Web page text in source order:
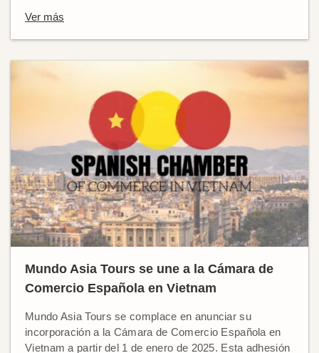
Ver más
Mundo Asia Tours se une a la Cámara de
Comercio Española en Vietnam
Mundo Asia Tours se complace en anunciar su
incorporación a la Cámara de Comercio Española en
Vietnam a partir del 1 de enero de 2025. Esta adhesión